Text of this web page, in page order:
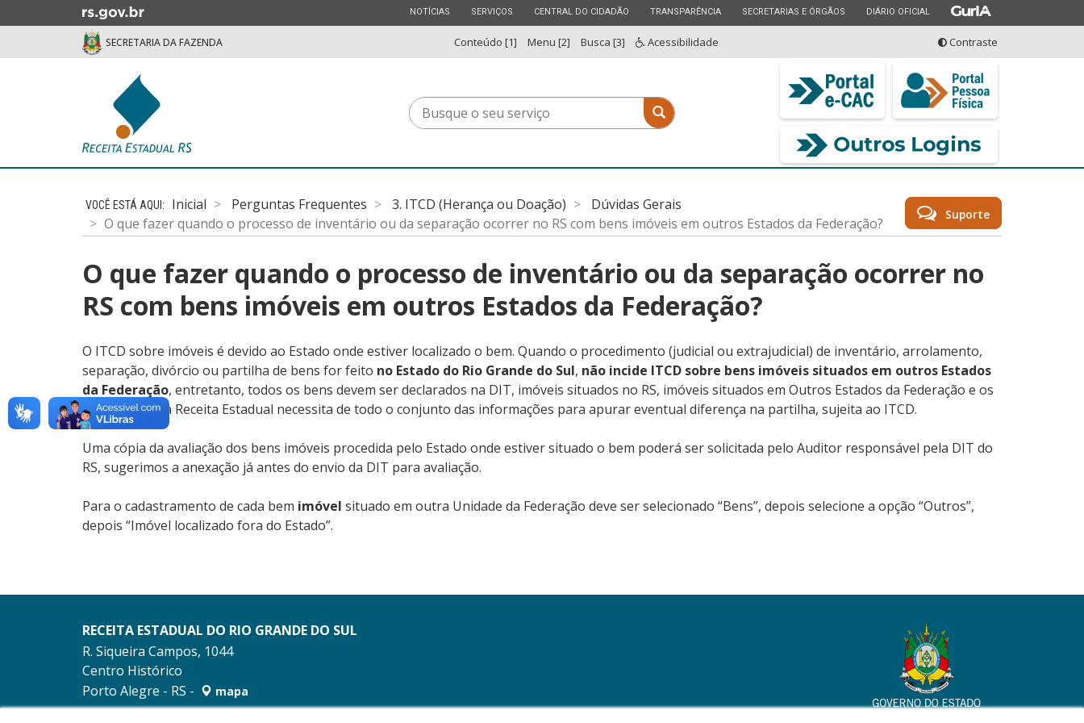
para
Ir
ESTADO
NOTÍCIAS ESTADO
SERVIÇOS ESTADO
CENTRAL DO CIDADÃO ESTADO
TRANSPARÊNCIA ESTADO
SECRETARIAS E ÓRGÃOS ESTADO
DIÁRIO OFICIAL ESTADO
SECRETARIA DA FAZENDA Conteúdo [1] Menu [2] Busca [3] Acessibilidade Contraste
Busque
o
serviço
Busque o seu serviço
Inicial Perguntas Frequentes 3. ITCD (Herança ou Doação)
Dúvidas Gerais
O que fazer quando o processo de inventário ou da separação ocorrer no RS com bens imóveis em outros Estados da Federação?
Suporte
O que fazer quando o processo de inventário ou da separação ocorrer no
RS com bens imóveis em outros Estados da Federação?
O ITCD sobre imóveis é devido ao Estado onde estiver localizado o bem. Quando o procedimento (judicial ou extrajudicial) de inventário, arrolamento,
separação, divórcio ou partilha de bens for feito no Estado do Rio Grande do Sul, não incide ITCD sobre bens imóveis situados em outros Estados
da Federação, entretanto, todos os bens devem ser declarados na DIT, imóveis situados no RS, imóveis situados em Outros Estados da Federação e os
bens móveis, a Receita Estadual necessita de todo o conjunto das informações para apurar eventual diferença na partilha, sujeita ao ITCD.
Uma cópia da avaliação dos bens imóveis procedida pelo Estado onde estiver situado o bem poderá ser solicitada pelo Auditor responsável pela DIT do
RS, sugerimos a anexação já antes do envio da DIT para avaliação.
Para o cadastramento de cada bem imóvel situado em outra Unidade da Federação deve ser selecionado “Bens”, depois selecione a opção “Outros”,
depois “Imóvel localizado fora do Estado”.
RECEITA ESTADUAL DO RIO GRANDE DO SUL
R. Siqueira Campos, 1044
Centro Histórico
Porto Alegre - RS -
mapa
90010-001